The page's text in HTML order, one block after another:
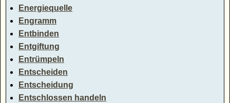
Energiequelle
Engramm
Entbinden
Entgiftung
Entrümpeln
Entscheiden
Entscheidung
Entschlossen handeln